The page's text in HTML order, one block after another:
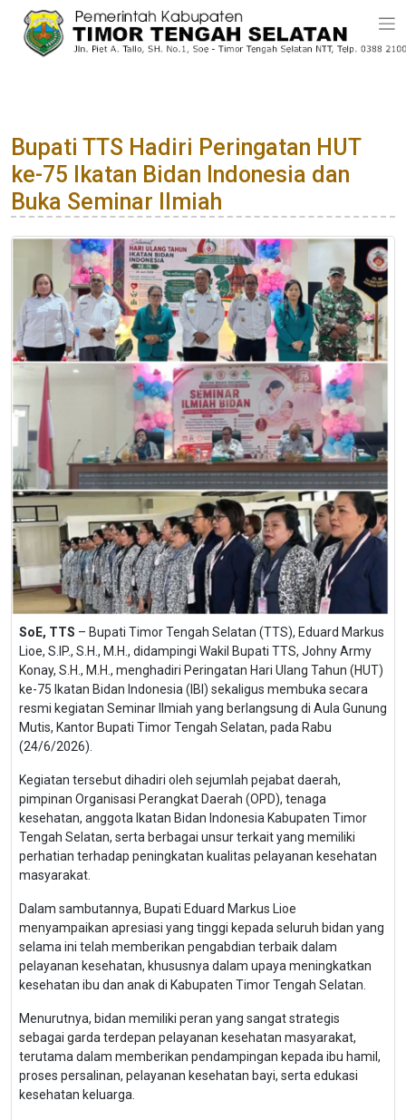
Bupati TTS Hadiri Peringatan HUT
ke-75 Ikatan Bidan Indonesia dan
Buka Seminar Ilmiah
SoE, TTS – Bupati Timor Tengah Selatan (TTS), Eduard Markus
Lioe, S.IP., S.H., M.H., didampingi Wakil Bupati TTS, Johny Army
Konay, S.H., M.H., menghadiri Peringatan Hari Ulang Tahun (HUT)
ke-75 Ikatan Bidan Indonesia (IBI) sekaligus membuka secara
resmi kegiatan Seminar Ilmiah yang berlangsung di Aula Gunung
Mutis, Kantor Bupati Timor Tengah Selatan, pada Rabu
(24/6/2026).
Kegiatan tersebut dihadiri oleh sejumlah pejabat daerah,
pimpinan Organisasi Perangkat Daerah (OPD), tenaga
kesehatan, anggota Ikatan Bidan Indonesia Kabupaten Timor
Tengah Selatan, serta berbagai unsur terkait yang memiliki
perhatian terhadap peningkatan kualitas pelayanan kesehatan
masyarakat.
Dalam sambutannya, Bupati Eduard Markus Lioe
menyampaikan apresiasi yang tinggi kepada seluruh bidan yang
selama ini telah memberikan pengabdian terbaik dalam
pelayanan kesehatan, khususnya dalam upaya meningkatkan
kesehatan ibu dan anak di Kabupaten Timor Tengah Selatan.
Menurutnya, bidan memiliki peran yang sangat strategis
sebagai garda terdepan pelayanan kesehatan masyarakat,
terutama dalam memberikan pendampingan kepada ibu hamil,
proses persalinan, pelayanan kesehatan bayi, serta edukasi
kesehatan keluarga.